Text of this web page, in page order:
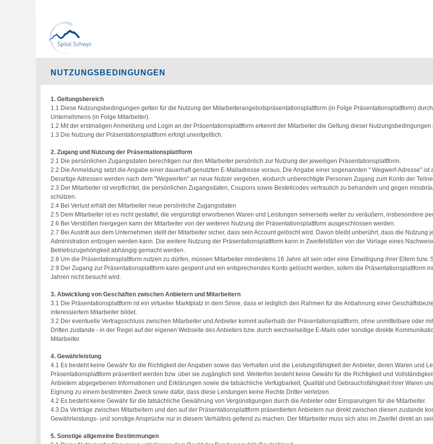
NUTZUNGSBEDINGUNGEN
1. Geltungsbereich
1.1 Diese Nutzungsbedingungen gelten für die Nutzung der Mitarbeiterangebotspräsentationsplattform (in Folge Präsentationsplattform)
Unternehmens (in Folge Mitarbeiter).
1.2 Mit der erstmaligen Anmeldung und Login an der Präsentationsplattform erkennt der Mitarbeiter die Geltung dieser Nutzungsbedingungen
1.3 Die Nutzung der Präsentationsplattform erfolgt unentgeltlich.
2. Zugang und Nutzung der Präsentationsplattform
2.1 Die persönlichen Zugangsdaten berechtigen nur den Mitarbeiter persönlich zur Nutzung der jeweiligen Präsentationsplattform.
2.2 Die Anmeldung setzt die Angabe einer dauerhaft genutzten E-Mailadresse voraus. Die Angabe einer sogenannten " Wegwerf-Adresse" ist
Derartige Adressen werden nach dem "Wegwerfen" an neue Nutzer vergeben, wodurch unberechtigte Personen Zugang zum Konto der
2.3 Der Mitarbeiter ist verpflichtet, die persönlichen Zugangsdaten, Coupons sowie Bestellcodes vertraulich zu behandeln und gegen
schützen.
2.4 Bei Verlust erhält der Mitarbeiter neue persönliche Zugangsdaten
2.5 Dem Mitarbeiter ist es nicht gestattet, die vergünstigt erworbenen Waren und Leistungen seinerseits weiter zu veräußern, insbesondere
2.6 Bei Verstößen hiergegen kann der Mitarbeiter von der weiteren Nutzung der Präsentationsplattform ausgeschlossen werden.
2.7 Bei Austritt aus dem Unternehmen stellt der Mitarbeiter sicher, dass sein Account gelöscht wird. Davon bleibt unberührt, dass die Nutzung
Administration entzogen werden kann. Die weitere Nutzung der Präsentationsplattform kann in Zweifelsfällen von der Vorlage eines
Betriebszugehörigkeit abhängig gemacht werden.
2.8 Um die Präsentationsplattform nutzen zu dürfen, müssen Mitarbeiter mindestens 16 Jahre alt sein oder eine Einwilligung ihrer Eltern bzw.
2.9 Der Zugang zur Präsentationsplattform kann gesperrt und ein entsprechendes Konto gelöscht werden, sofern die Präsentationsplattform
Jahren nicht besucht wird.
3. Abwicklung von Geschäften zwischen Anbietern und Mitarbeitern
3.1 Die Präsentationsplattform ist ein virtueller Marktplatz in dem Sinne, dass er lediglich den Rahmen für die Anbahnung einer
interessiertem Mitarbeiter bildet.
3.2 Der eventuelle Vertragsschluss zwischen Mitarbeiter und Anbieter kommt außerhalb der Präsentationsplattform, ohne unmittelbare oder
Dritten zustande - in der Regel auf der eigenen Webseite des Anbieters bzw. durch wechselseitige E-Mails oder sonstige direkte
Mitarbeiter.
4. Gewährleistung
4.1 Es besteht keine Gewähr für die Richtigkeit der Angaben sowie das Verhalten und die Leistungsfähigkeit der Anbieter, deren Waren und
Präsentationsplattform präsentiert werden bzw. über sie zugänglich sind. Weiterhin besteht keine Gewähr für die Richtigkeit und
Anbietern abgegebenen Informationen und Erklärungen sowie die tatsächliche Verfügbarkeit, Qualität und Gebrauchsfähigkeit ihrer Waren
Eignung zu einem bestimmten Zweck sowie dafür, dass diese Leistungen keine Rechte Dritter verletzen.
4.2 Es besteht keine Gewähr für die tatsächliche Gewährung von Vergünstigungen durch die Anbieter oder Einsparungen für die Mitarbeiter.
4.3 Da Verträge zwischen Mitarbeitern und den auf der Präsentationsplattform präsentierten Anbietern nur direkt zwischen diesen zustande
Gewährleistungs- und sonstige Ansprüche nur in diesem Verhältnis geltend zu machen. Der Mitarbeiter muss sich also im Zweifel direkt an
5. Sonstige allgemeine Bestimmungen